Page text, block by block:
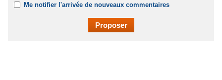
Me notifier l'arrivée de nouveaux commentaires